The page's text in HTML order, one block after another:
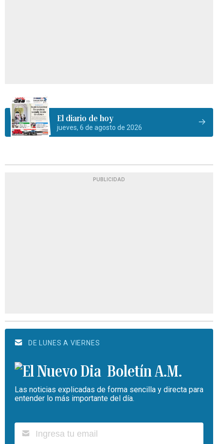
El diario de hoy
jueves, 6 de agosto de 2026
PUBLICIDAD
DE LUNES A VIERNES
Boletín A.M.
Las noticias explicadas de forma sencilla y directa para
entender lo más importante del día.